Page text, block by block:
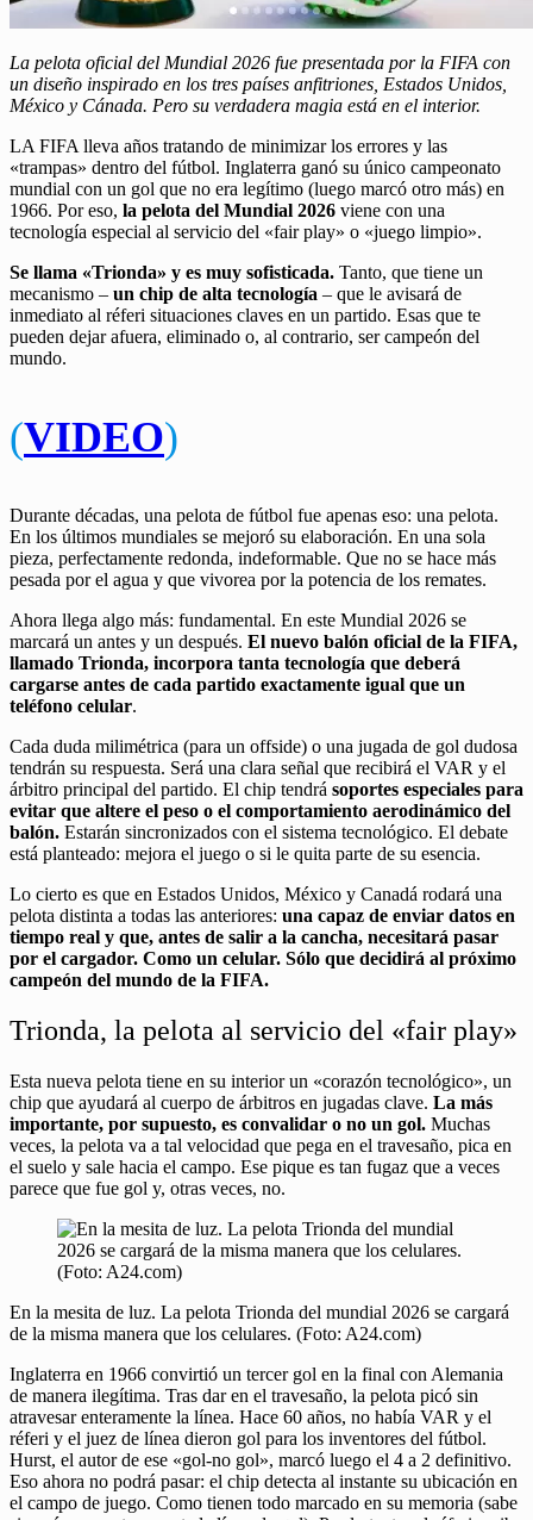
La pelota oficial del Mundial 2026 fue presentada por la FIFA con
un diseño inspirado en los tres países anfitriones, Estados Unidos,
México y Cánada. Pero su verdadera magia está en el interior.
LA FIFA lleva años tratando de minimizar los errores y las
«trampas» dentro del fútbol. Inglaterra ganó su único campeonato
mundial con un gol que no era legítimo (luego marcó otro más) en
1966. Por eso, la pelota del Mundial 2026 viene con una
tecnología especial al servicio del «fair play» o «juego limpio».
Se llama «Trionda» y es muy sofisticada. Tanto, que tiene un
mecanismo – un chip de alta tecnología – que le avisará de
inmediato al réferi situaciones claves en un partido. Esas que te
pueden dejar afuera, eliminado o, al contrario, ser campeón del
mundo.
(VIDEO)
Durante décadas, una pelota de fútbol fue apenas eso: una pelota.
En los últimos mundiales se mejoró su elaboración. En una sola
pieza, perfectamente redonda, indeformable. Que no se hace más
pesada por el agua y que vivorea por la potencia de los remates.
Ahora llega algo más: fundamental. En este Mundial 2026 se
marcará un antes y un después. El nuevo balón oficial de la FIFA,
llamado Trionda, incorpora tanta tecnología que deberá
cargarse antes de cada partido exactamente igual que un
teléfono celular.
Cada duda milimétrica (para un offside) o una jugada de gol dudosa
tendrán su respuesta. Será una clara señal que recibirá el VAR y el
árbitro principal del partido. El chip tendrá soportes especiales para
evitar que altere el peso o el comportamiento aerodinámico del
balón. Estarán sincronizados con el sistema tecnológico. El debate
está planteado: mejora el juego o si le quita parte de su esencia.
Lo cierto es que en Estados Unidos, México y Canadá rodará una
pelota distinta a todas las anteriores: una capaz de enviar datos en
tiempo real y que, antes de salir a la cancha, necesitará pasar
por el cargador. Como un celular. Sólo que decidirá al próximo
campeón del mundo de la FIFA.
Trionda, la pelota al servicio del «fair play»
Esta nueva pelota tiene en su interior un «corazón tecnológico», un
chip que ayudará al cuerpo de árbitros en jugadas clave. La más
importante, por supuesto, es convalidar o no un gol. Muchas
veces, la pelota va a tal velocidad que pega en el travesaño, pica en
el suelo y sale hacia el campo. Ese pique es tan fugaz que a veces
parece que fue gol y, otras veces, no.
En la mesita de luz. La pelota Trionda del mundial 2026 se cargará
de la misma manera que los celulares. (Foto: A24.com)
Inglaterra en 1966 convirtió un tercer gol en la final con Alemania
de manera ilegítima. Tras dar en el travesaño, la pelota picó sin
atravesar enteramente la línea. Hace 60 años, no había VAR y el
réferi y el juez de línea dieron gol para los inventores del fútbol.
Hurst, el autor de ese «gol-no gol», marcó luego el 4 a 2 definitivo.
Eso ahora no podrá pasar: el chip detecta al instante su ubicación en
el campo de juego. Como tienen todo marcado en su memoria (sabe